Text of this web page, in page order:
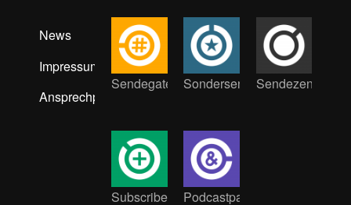
News
Impressum
Ansprechpartner:innen
Sendegate
Subscribe
Sondersendung
Podcastpat:innen
Sendezentrum